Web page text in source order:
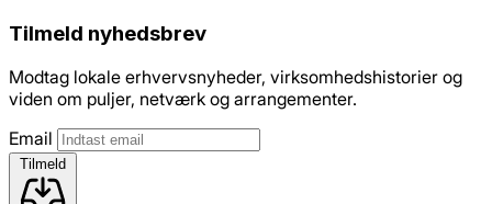
Tilmeld nyhedsbrev
Modtag lokale erhvervsnyheder, virksomhedshistorier og
viden om puljer, netværk og arrangementer.
Email
Tilmeld